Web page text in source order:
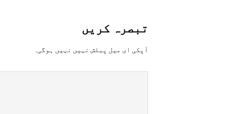
تبصرہ کريں
آپکی ای ميل پبلش نہيں نہيں ہوگی.